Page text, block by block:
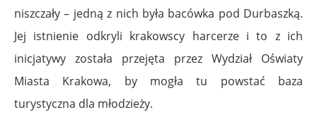
niszczały – jedną z nich była bacówka pod Durbaszką.
Jej istnienie odkryli krakowscy harcerze i to z ich
inicjatywy została przejęta przez Wydział Oświaty
Miasta Krakowa, by mogła tu powstać baza
turystyczna dla młodzieży.